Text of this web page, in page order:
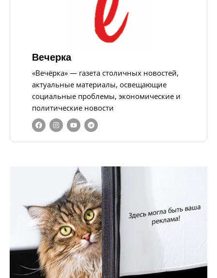
Вечерка
«Вечёрка» — газета столичных новостей,
актуальные материалы, освещающие
социальные проблемы, экономические и
политические новости